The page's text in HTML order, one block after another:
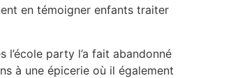
en témoigner enfants traiter
party l’a fait abandonné
à une épicerie où il également